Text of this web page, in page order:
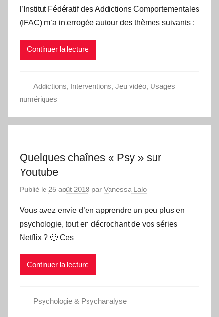
l’Institut Fédératif des Addictions Comportementales
(IFAC) m’a interrogée autour des thèmes suivants :
Continuer la lecture
Addictions, Interventions, Jeu vidéo, Usages
numériques
Quelques chaînes « Psy » sur
Youtube
Publié le 25 août 2018 par Vanessa Lalo
Vous avez envie d’en apprendre un peu plus en
psychologie, tout en décrochant de vos séries
Netflix ? 🙂 Ces
Continuer la lecture
Psychologie & Psychanalyse